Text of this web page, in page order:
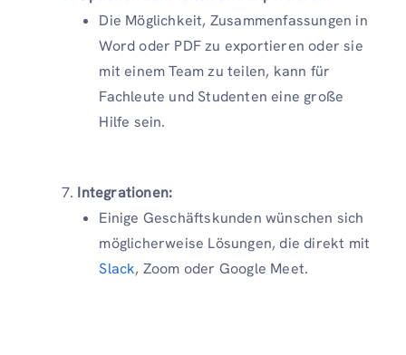
Die Möglichkeit, Zusammenfassungen in
Word oder PDF zu exportieren oder sie
mit einem Team zu teilen, kann für
Fachleute und Studenten eine große
Hilfe sein.
Integrationen:
Einige Geschäftskunden wünschen sich
möglicherweise Lösungen, die direkt mit
Slack, Zoom oder Google Meet.